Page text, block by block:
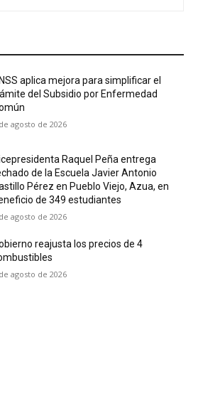
aplica mejora para simplificar el
del Subsidio por Enfermedad
agosto de 2026
Raquel Peña entrega
de la Escuela Javier Antonio
Pérez en Pueblo Viejo, Azua, en
de 349 estudiantes
agosto de 2026
reajusta los precios de 4
agosto de 2026